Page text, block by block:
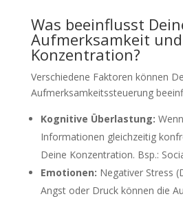
Was beeinflusst
Aufmerksamkeit und
Konzentration?
Verschiedene Faktoren können
Aufmerksamkeitssteuerung
Kognitive Überlastung:
Informationen gleichzeitig
Deine Konzentration. Bsp.:
Emotionen: Negativer Stress
Angst oder Druck können die